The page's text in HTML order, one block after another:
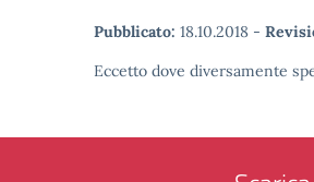
Pubblicato: 18.10.2018 -
Eccetto dove diversamente